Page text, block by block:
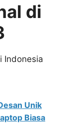
di
Indonesia
Unik
Biasa